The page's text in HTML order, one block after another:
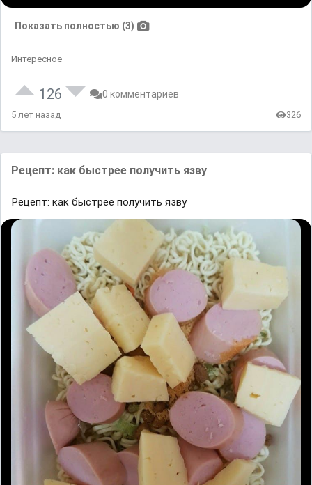
Показать полностью (3)
Интересное
126 0 комментариев
5 лет назад 326
Рецепт: как быстрее получить язву
Рецепт: как быстрее получить язву